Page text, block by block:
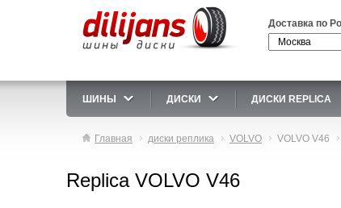
Доставка по
ШИНЫ ДИСКИ ДИСКИ REPLICA
Главная диски реплика VOLVO VOLVO V46
Replica VOLVO V46